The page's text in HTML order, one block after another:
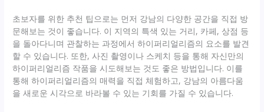
초보자를 위한 추천 팁으로는 먼저 강남의 다양한 공간을 직접 방
문해보는 것이 좋습니다. 이 지역의 특색 있는 거리, 카페, 상점 등
을 돌아다니며 관찰하는 과정에서 하이퍼리얼리즘의 요소를 발견
할 수 있습니다. 또한, 사진 촬영이나 스케치 등을 통해 자신만의
하이퍼리얼리즘 작품을 시도해보는 것도 좋은 방법입니다. 이를
통해 하이퍼리얼리즘의 매력을 직접 체험하고, 강남의 아름다움
을 새로운 시각으로 바라볼 수 있는 기회를 가질 수 있습니다.